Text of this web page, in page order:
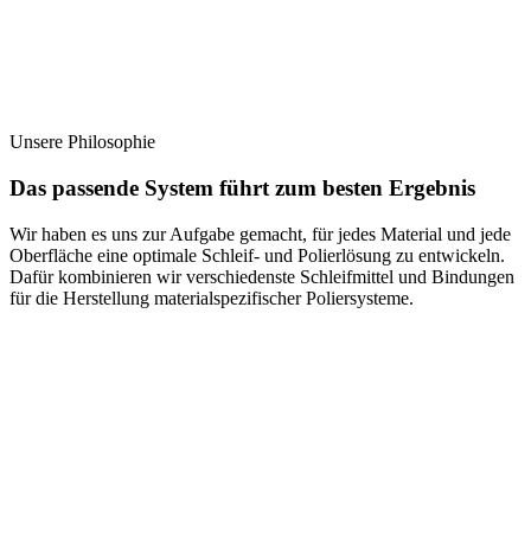
Unsere Philosophie
Das passende System führt zum besten Ergebnis
Wir haben es uns zur Aufgabe gemacht, für jedes Material und jede
Oberfläche eine optimale Schleif- und Polierlösung zu entwickeln.
Dafür kombinieren wir verschiedenste Schleifmittel und Bindungen
für die Herstellung materialspezifischer Poliersysteme.